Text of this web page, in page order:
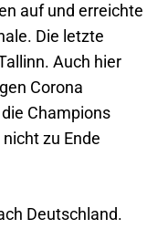
auf und erreichte
Die letzte
Auch hier
Corona
Champions
zu Ende
Deutschland.